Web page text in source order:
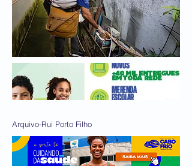
Arquivo-Rui Porto Filho